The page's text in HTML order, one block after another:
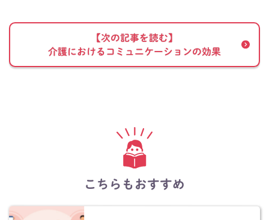
【次の記事を読む】
介護におけるコミュニケーションの効果
こちらもおすすめ